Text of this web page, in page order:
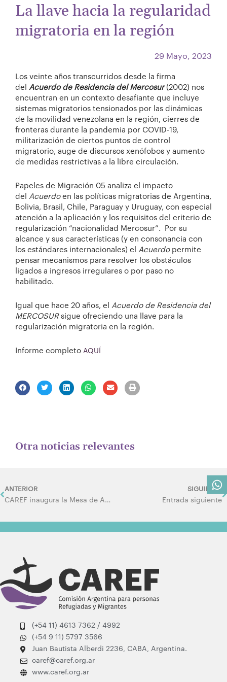
La llave hacia la regularidad
migratoria en la región
29 Mayo, 2023
Los veinte años transcurridos desde la firma
del Acuerdo de Residencia del Mercosur(2002) nos
encuentran en un contexto desafiante que incluye
sistemas migratorios tensionados por las dinámicas
de la movilidad venezolana en la región, cierres de
fronteras durante la pandemia por COVID-19,
militarización de ciertos puntos de control
migratorio, auge de discursos xenófobos y aumento
de medidas restrictivas a la libre circulación.
Papeles de Migración 05 analiza el impacto
del Acuerdo en las políticas migratorias de Argentina,
Bolivia, Brasil, Chile, Paraguay y Uruguay, con especial
atención a la aplicación y los requisitos del criterio de
regularización “nacionalidad Mercosur”. Por su
alcance y sus características (y en consonancia con
los estándares internacionales) el Acuerdo permite
pensar mecanismos para resolver los obstáculos
ligados a ingresos irregulares o por paso no
habilitado.
Igual que hace 20 años, el Acuerdo de Residencia del
MERCOSURsigue ofreciendo una llave para la
regularización migratoria en la región.
Informe completo AQUÍ
Otra noticias relevantes
Prev
ANTERIOR
CAREF inaugura la Mesa de Asesoría Migrante en Constitución
SIGUIENTE
Entrada siguiente
(+54 11) 4613 7362 / 4992
(+54 9 11) 5797 3566
Juan Bautista Alberdi 2236, CABA, Argentina.
caref@caref.org.ar
www.caref.org.ar